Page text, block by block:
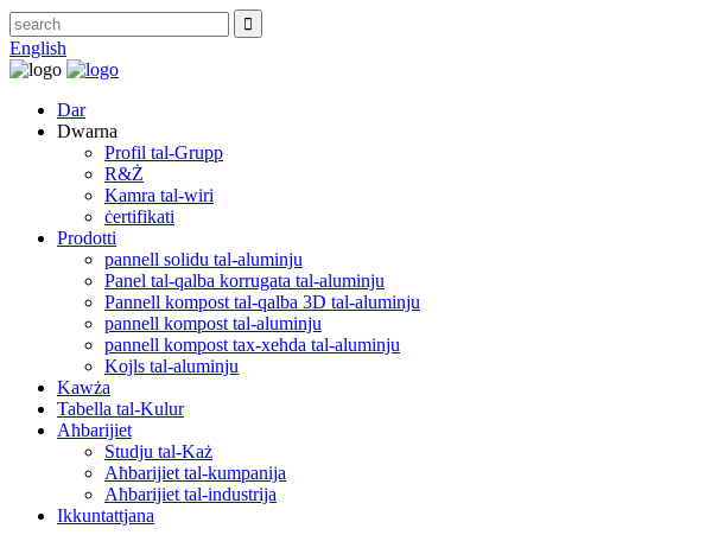
English
Dar
Dwarna
Profil tal-Grupp
R&Ż
Kamra tal-wiri
ċertifikati
Prodotti
pannell solidu tal-aluminju
Panel tal-qalba korrugata tal-aluminju
Pannell kompost tal-qalba 3D tal-aluminju
pannell kompost tal-aluminju
pannell kompost tax-xehda tal-aluminju
Kojls tal-aluminju
Kawża
Tabella tal-Kulur
Aħbarijiet
Studju tal-Każ
Aħbarijiet tal-kumpanija
Aħbarijiet tal-industrija
Ikkuntattjana